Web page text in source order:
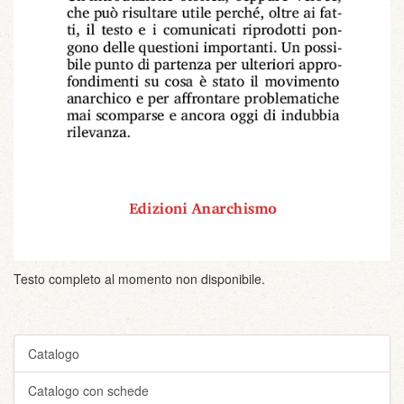
Testo completo al momento non disponibile.
Catalogo
Catalogo con schede